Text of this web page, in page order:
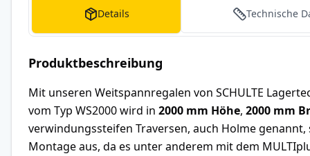
Details Technische
Produktbeschreibung
Mit unseren Weitspannregalen von SCHULTE
vom Typ WS2000 wird in 2000 mm Höhe, 2000 mm
verwindungssteifen Traversen, auch Holme
Montage aus, da es unter anderem mit dem